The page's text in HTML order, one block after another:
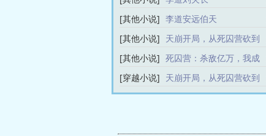
[其他小说] 李道安远伯天
[其他小说] 天崩开局，从死囚营砍到
并肩王李道安远伯天
[其他小说] 死囚营：杀敌亿万，我成
神了！李道刘夫长
[穿越小说] 天崩开局，从死囚营砍到
并肩王